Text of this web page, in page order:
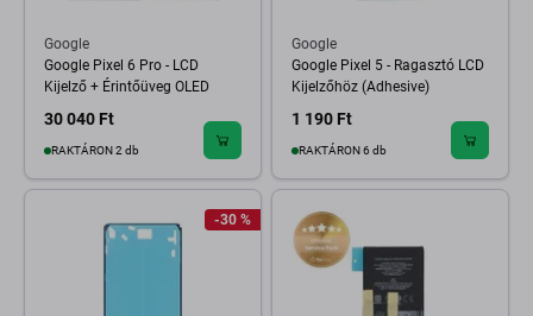
Google
Google Pixel 6 Pro - LCD
Kijelző + Érintőüveg OLED
30 040 Ft
RAKTÁRON 2 db
Google
Google Pixel 5 - Ragasztó LCD
Kijelzőhöz (Adhesive)
1 190 Ft
RAKTÁRON 6 db
-30 %